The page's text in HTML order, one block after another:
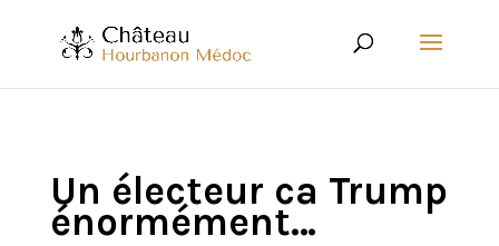
Un électeur ca Trump
énormément…